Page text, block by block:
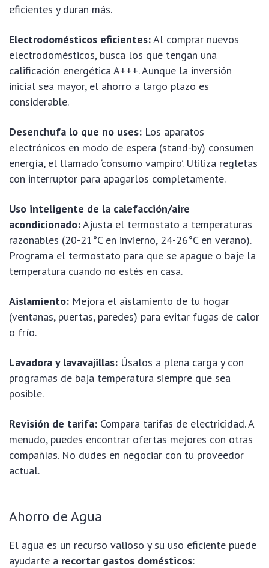
eficientes y duran más.
Electrodomésticos eficientes:Al comprar nuevos
electrodomésticos, busca los que tengan una
calificación energética A+++. Aunque la inversión
inicial sea mayor, el ahorro a largo plazo es
considerable.
Desenchufa lo que no uses: Los aparatos
electrónicos en modo de espera (stand-by) consumen
energía, el llamado ‘consumo vampiro’. Utiliza regletas
con interruptor para apagarlos completamente.
Uso inteligente de la calefacción/aire
acondicionado:Ajusta el termostato a temperaturas
razonables (20-21°C en invierno, 24-26°C en verano).
Programa el termostato para que se apague o baje la
temperatura cuando no estés en casa.
Aislamiento: Mejora el aislamiento de tu hogar
(ventanas, puertas, paredes) para evitar fugas de calor
o frío.
Lavadora y lavavajillas: Úsalos a plena carga y con
programas de baja temperatura siempre que sea
posible.
Revisión de tarifa: Compara tarifas de electricidad. A
menudo, puedes encontrar ofertas mejores con otras
compañías. No dudes en negociar con tu proveedor
actual.
Ahorro de Agua
El agua es un recurso valioso y su uso eficiente puede
ayudarte a recortar gastos domésticos: